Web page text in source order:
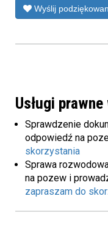
Wyślij
Usługi
Sprawdzenie
odpowiedź na
skorzystania
Sprawa
na pozew i
zapraszam do